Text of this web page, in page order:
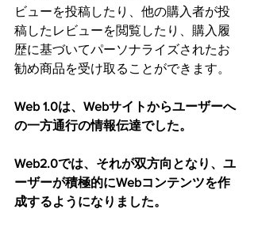
ビューを投稿したり、他の購入者が投
稿したレビューを閲覧したり、購入履
歴に基づいてパーソナライズされたお
勧め商品を受け取ることができます。
Web 1.0は、Webサイトからユーザーへ
の一方通行の情報伝達でした。
Web2.0では、それが双方向となり、ユ
ーザーが積極的にWebコンテンツを作
成するようになりました。